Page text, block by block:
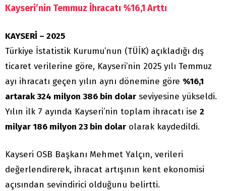
Kayseri’nin Temmuz İhracatı %16,1 Arttı
KAYSERİ – 2025
Türkiye İstatistik Kurumu’nun (TÜİK) açıkladığı dış
ticaret verilerine göre, Kayseri’nin 2025 yılı Temmuz
ayı ihracatı geçen yılın aynı dönemine göre %16,1
artarak 324 milyon 386 bin dolar seviyesine yükseldi.
Yılın ilk 7 ayında Kayseri’nin toplam ihracatı ise 2
milyar 186 milyon 23 bin dolar olarak kaydedildi.
Kayseri OSB Başkanı Mehmet Yalçın, verileri
değerlendirerek, ihracat artışının kent ekonomisi
açısından sevindirici olduğunu belirtti.